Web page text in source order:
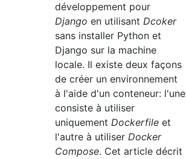
développement pour
Django en utilisantDcoker
sans installer Python et
Django sur la machine
locale. Il existe deux façons
de créer un environnement
à l'aide d'un conteneur: l'une
consiste à utiliser
uniquementDockerfile et
l'autre à utiliserDocker
Compose. Cet article décrit